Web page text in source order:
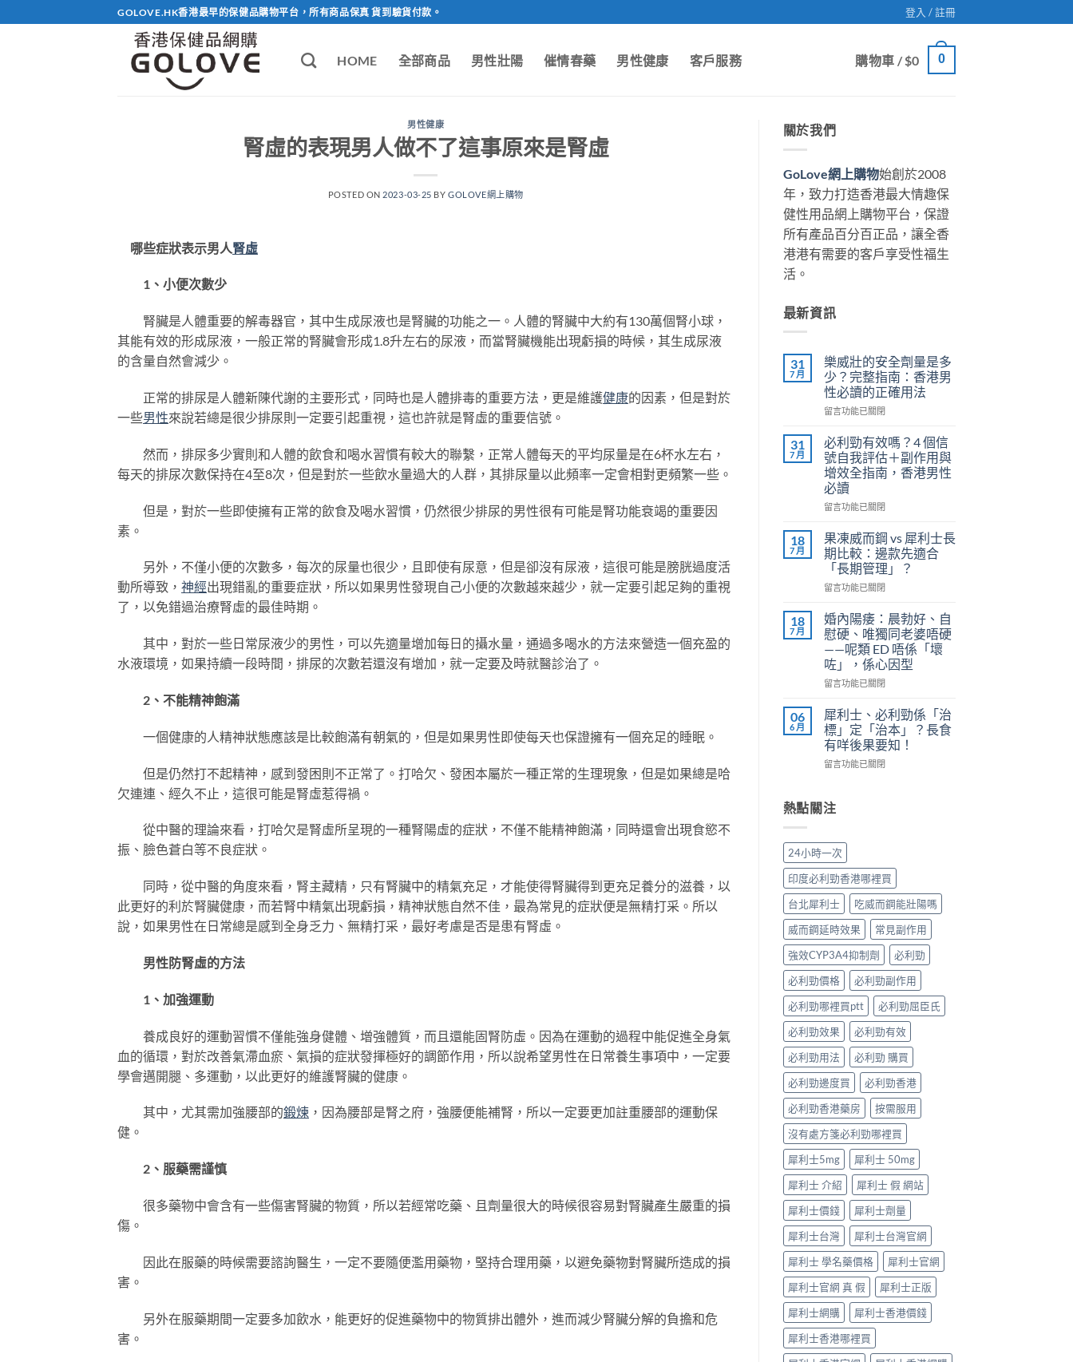
to
GOLOVE.HK香港最早的保健品購物平台，所有商品保真 貨到驗貨付款。 登入 / 註冊
HOME 全部商品 男性壯陽 催情春藥 男性健康 客戶服務 購物車 /$0 0
男性健康
腎虛的表現男人做不了這事原來是腎虛
POSTED ON 2023-03-25 BYGOLOVE網上購物
哪些症狀表示男人腎虛
1、小便次數少
腎臟是人體重要的解毒器官，其中生成尿液也是腎臟的功能之一。人體的腎臟中大約有130萬個腎小球，
其能有效的形成尿液，一般正常的腎臟會形成1.8升左右的尿液，而當腎臟機能出現虧損的時候，其生成尿液
的含量自然會減少。
正常的排尿是人體新陳代謝的主要形式，同時也是人體排毒的重要方法，更是維護健康的因素，但是對於
一些男性來說若總是很少排尿則一定要引起重視，這也許就是腎虛的重要信號。
然而，排尿多少實則和人體的飲食和喝水習慣有較大的聯繫，正常人體每天的平均尿量是在6杯水左右，
每天的排尿次數保持在4至8次，但是對於一些飲水量過大的人群，其排尿量以此頻率一定會相對更頻繁一些。
但是，對於一些即使擁有正常的飲食及喝水習慣，仍然很少排尿的男性很有可能是腎功能衰竭的重要因
素。
另外，不僅小便的次數多，每次的尿量也很少，且即使有尿意，但是卻沒有尿液，這很可能是膀胱過度活
動所導致， 神經出現錯亂的重要症狀，所以如果男性發現自己小便的次數越來越少，就一定要引起足夠的重視
了，以免錯過治療腎虛的最佳時期。
其中，對於一些日常尿液少的男性，可以先適量增加每日的攝水量，通過多喝水的方法來營造一個充盈的
水液環境，如果持續一段時間，排尿的次數若還沒有增加，就一定要及時就醫診治了。
2、不能精神飽滿
一個健康的人精神狀態應該是比較飽滿有朝氣的，但是如果男性即使每天也保證擁有一個充足的睡眠。
但是仍然打不起精神，感到發困則不正常了。打哈欠、發困本屬於一種正常的生理現象，但是如果總是哈
欠連連、經久不止，這很可能是腎虛惹得禍。
從中醫的理論來看，打哈欠是腎虛所呈現的一種腎陽虛的症狀，不僅不能精神飽滿，同時還會出現食慾不
振、臉色蒼白等不良症狀。
同時，從中醫的角度來看，腎主藏精，只有腎臟中的精氣充足，才能使得腎臟得到更充足養分的滋養，以
此更好的利於腎臟健康，而若腎中精氣出現虧損，精神狀態自然不佳，最為常見的症狀便是無精打采。所以
說，如果男性在日常總是感到全身乏力、無精打采，最好考慮是否是患有腎虛。
男性防腎虛的方法
1、加強運動
養成良好的運動習慣不僅能強身健體、增強體質，而且還能固腎防虛。因為在運動的過程中能促進全身氣
血的循環，對於改善氣滯血瘀、氣損的症狀發揮極好的調節作用，所以說希望男性在日常養生事項中，一定要
學會邁開腿、多運動，以此更好的維護腎臟的健康。
其中，尤其需加強腰部的鍛煉 ，因為腰部是腎之府，強腰便能補腎，所以一定要更加註重腰部的運動保
健。
2、服藥需謹慎
很多藥物中會含有一些傷害腎臟的物質，所以若經常吃藥、且劑量很大的時候很容易對腎臟產生嚴重的損
傷。
因此在服藥的時候需要諮詢醫生，一定不要隨便濫用藥物，堅持合理用藥，以避免藥物對腎臟所造成的損
害。
另外在服藥期間一定要多加飲水，能更好的促進藥物中的物質排出體外，進而減少腎臟分解的負擔和危
害。
關於我們
GoLove網上購物始創於2008
年，致力打造香港最大情趣保
健性用品網上購物平台，保證
所有產品百分百正品，讓全香
港港有需要的客戶享受性福生
活。
最新資訊
31
7 月
樂威壯的安全劑量是多
少？完整指南：香港男
性必讀的正確用法
在
威
壯
的
安
全
劑
是
多
少？
整
南：
香
港
男
性
必
的
正
確
用
法〉
留言功能已關閉
31
7 月
必利勁有效嗎？4 個信
號自我評估＋副作用與
增效全指南，香港男性
必讀
在
利
勁
有
嗎？
個
信
號
我
評
＋
副
作
用
與
全
香
男
性
必
讀〉
中
留言功能已關閉
18
7 月
果凍威而鋼 vs 犀利士長
期比較：邊款先適合
「長期管理」？
在
凍
威
而
鋼
vs
犀
士
長
期
比
較：
先
適
「長
管
理」？〉
中
留言功能已關閉
18
7 月
婚內陽痿：晨勃好、自
慰硬、唯獨同老婆唔硬
——呢類 ED 唔係「壞
咗」，係心因型
在
內
陽
痿：
晨
勃
慰
獨
老
婆
唔
硬
——
呢
類
ED
唔
係
「壞
咗」，
係
心
因
型〉
中
留言功能已關閉
06
6 月
犀利士、必利勁係「治
標」定「治本」？長食
有咩後果要知！
在
士、
必
勁
「治
標」
定
「治
本」？
長
食
有
咩
後
果
要
知！〉
中
留言功能已關閉
熱點關注
24小時一次
印度必利勁香港哪裡買
台北犀利士
吃威而鋼能壯陽嗎
威而鋼延時效果
常見副作用
強效CYP3A4抑制劑
必利勁
必利勁價格
必利勁副作用
必利勁哪裡買ptt
必利勁屈臣氏
必利勁效果
必利勁有效
必利勁用法
必利勁 購買
必利勁邊度買
必利勁香港
必利勁香港藥房
按需服用
沒有處方箋必利勁哪裡買
犀利士5mg
犀利士 50mg
犀利士 介紹
犀利士 假 網站
犀利士價錢
犀利士劑量
犀利士台灣
犀利士台灣官網
犀利士 學名藥價格
犀利士官網
犀利士官網 真 假
犀利士正版
犀利士網購
犀利士香港價錢
犀利士香港哪裡買